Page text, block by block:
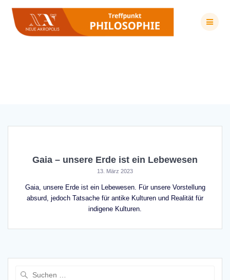
Inhalt
springen
Gaia – unsere Erde ist ein Lebewesen
13. März 2023
Gaia, unsere Erde ist ein Lebewesen. Für unsere Vorstellung
absurd, jedoch Tatsache für antike Kulturen und Realität für
indigene Kulturen.